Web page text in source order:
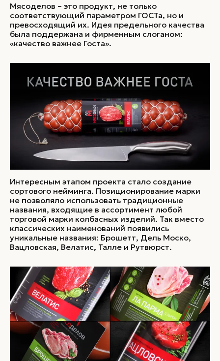
Мяcоделов – это продукт, не только
соответствующий параметром ГОСТа, но и
превосходящий их. Идея предельного качества
была поддержана и фирменным слоганом:
«качество важнее Госта».
Интересным этапом проекта стало создание
сортового нейминга. Позиционирование марки
не позволяло использовать традиционные
названия, входящие в ассортимент любой
торговой марки колбасных изделий. Так вместо
классических наименований появились
уникальные названия: Брошетт, Дель Моско,
Вацловская, Велатис, Талле и Рутвюрст.